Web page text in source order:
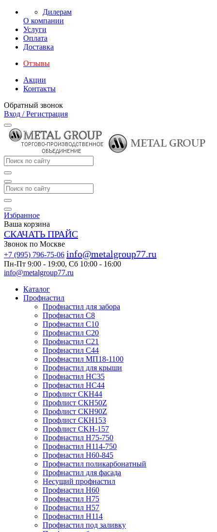
Дилерам
О компании
Услуги
Оплата
Доставка
Отзывы
Акции
Контакты
Обратный звонок
Вход / Регистрация
Избранное
Ваша корзина
СКАЧАТЬ ПРАЙС
Звонок по Москве
+7 (995) 796-75-06 info@metalgroup77.ru
Пн-Пт 9:00 - 19:00, Сб 10:00 - 16:00
info@metalgroup77.ru
Каталог
Профнастил
Профнастил для забора
Профнастил С8
Профнастил С10
Профнастил С20
Профнастил С21
Профнастил С44
Профнастил МП18-1100
Профнастил для крыши
Профнастил HC35
Профнастил НС44
Профлист СКН44
Профлист СКН50Z
Профлист СКН90Z
Профлист СКН153
Профлист СKH-157
Профнастил Н75-750
Профнастил Н114-750
Профнастил Н60-845
Профнастил поликарбонатный
Профнастил для фасада
​Несущий профнастил
Профнастил H60
Профнастил Н75
Профнастил Н57
Профнастил Н114
Профнастил под заливку